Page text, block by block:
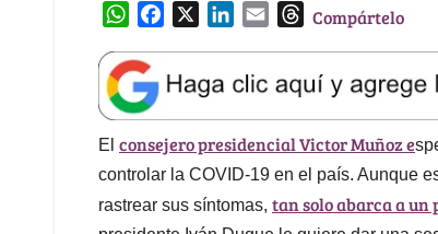
W
a
t
s
A
p
p
e
b
o
o
k
k
e
d
I
n
l
T
e
a
d
s
Compártelo
El consejero presidencial Victor Muñoz e
controlar la COVID-19 en el país. Aunque
rastrear sus síntomas, tan solo abarca a un